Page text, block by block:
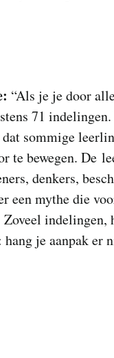
“Als je je door
71
sommige
te bewegen. De
denkers,
een mythe die
indelingen,
je aanpak er